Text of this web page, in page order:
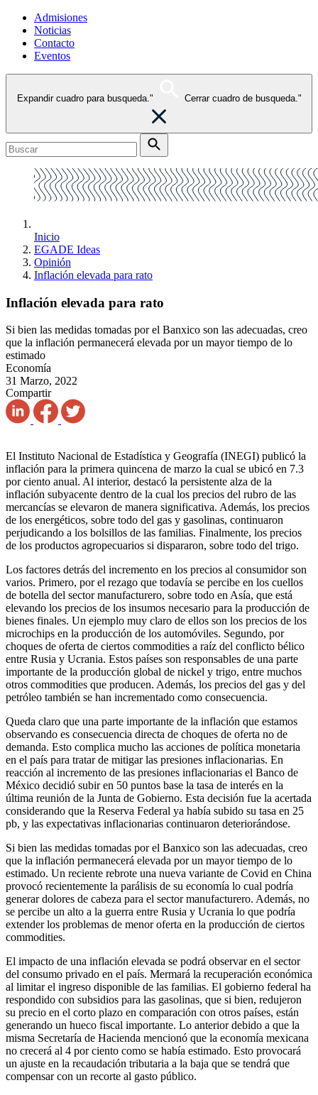
Admisiones
Noticias
Contacto
Eventos
Expandir cuadro para busqueda." Cerrar cuadro de busqueda."
Inicio
EGADE Ideas
Opinión
Inflación elevada para rato
Inflación elevada para rato
Si bien las medidas tomadas por el Banxico son las adecuadas, creo
que la inflación permanecerá elevada por un mayor tiempo de lo
estimado
Economía
31 Marzo, 2022
Compartir
El Instituto Nacional de Estadística y Geografía (INEGI) publicó la
inflación para la primera quincena de marzo la cual se ubicó en 7.3
por ciento anual. Al interior, destacó la persistente alza de la
inflación subyacente dentro de la cual los precios del rubro de las
mercancías se elevaron de manera significativa. Además, los precios
de los energéticos, sobre todo del gas y gasolinas, continuaron
perjudicando a los bolsillos de las familias. Finalmente, los precios
de los productos agropecuarios si dispararon, sobre todo del trigo.
Los factores detrás del incremento en los precios al consumidor son
varios. Primero, por el rezago que todavía se percibe en los cuellos
de botella del sector manufacturero, sobre todo en Asía, que está
elevando los precios de los insumos necesario para la producción de
bienes finales. Un ejemplo muy claro de ellos son los precios de los
microchips en la producción de los automóviles. Segundo, por
choques de oferta de ciertos commodities a raíz del conflicto bélico
entre Rusia y Ucrania. Estos países son responsables de una parte
importante de la producción global de nickel y trigo, entre muchos
otros commodities que producen. Además, los precios del gas y del
petróleo también se han incrementado como consecuencia.
Queda claro que una parte importante de la inflación que estamos
observando es consecuencia directa de choques de oferta no de
demanda. Esto complica mucho las acciones de política monetaria
en el país para tratar de mitigar las presiones inflacionarias. En
reacción al incremento de las presiones inflacionarias el Banco de
México decidió subir en 50 puntos base la tasa de interés en la
última reunión de la Junta de Gobierno. Esta decisión fue la acertada
considerando que la Reserva Federal ya había subido su tasa en 25
pb, y las expectativas inflacionarias continuaron deteriorándose.
Si bien las medidas tomadas por el Banxico son las adecuadas, creo
que la inflación permanecerá elevada por un mayor tiempo de lo
estimado. Un reciente rebrote una nueva variante de Covid en China
provocó recientemente la parálisis de su economía lo cual podría
generar dolores de cabeza para el sector manufacturero. Además, no
se percibe un alto a la guerra entre Rusia y Ucrania lo que podría
extender los problemas de menor oferta en la producción de ciertos
commodities.
El impacto de una inflación elevada se podrá observar en el sector
del consumo privado en el país. Mermará la recuperación económica
al limitar el ingreso disponible de las familias. El gobierno federal ha
respondido con subsidios para las gasolinas, que si bien, redujeron
su precio en el corto plazo en comparación con otros países, están
generando un hueco fiscal importante. Lo anterior debido a que la
misma Secretaría de Hacienda mencionó que la economía mexicana
no crecerá al 4 por ciento como se había estimado. Esto provocará
un ajuste en la recaudación tributaria a la baja que se tendrá que
compensar con un recorte al gasto público.